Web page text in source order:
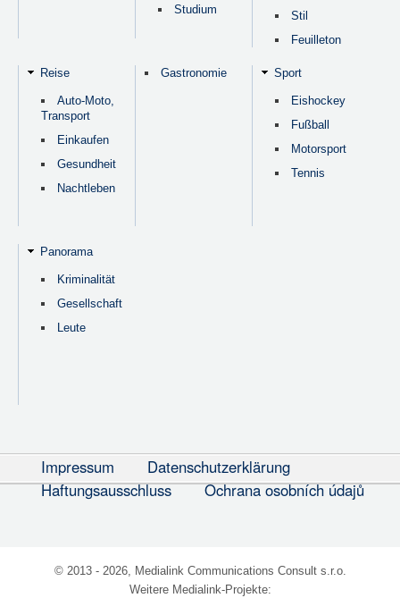
Studium
Stil
Feuilleton
Reise
Auto-Moto,
Transport
Einkaufen
Gesundheit
Nachtleben
Gastronomie Sport
Eishockey
Fußball
Motorsport
Tennis
Panorama
Kriminalität
Gesellschaft
Leute
Impressum
Datenschutzerklärung
Haftungsausschluss
Ochrana osobních údajů
© 2013 - 2026, Medialink Communications Consult s.r.o.
Weitere Medialink-Projekte: